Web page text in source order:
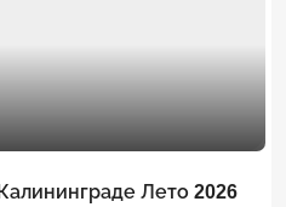
Лето 2026